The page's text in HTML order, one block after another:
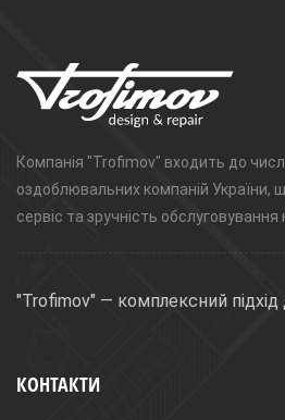
Компанія "Trofimov" входить до
оздоблювальних компаній України,
сервіс та зручність
"Trofimov" — комплексний
КОНТАКТИ